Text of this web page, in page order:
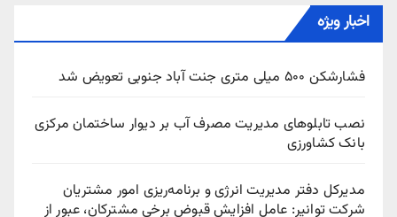
اخبار ویژه
فشارشکن ۵۰۰ میلی متری جنت آباد جنوبی تعویض شد
نصب تابلوهای مدیریت مصرف آب بر دیوار ساختمان مرکزی
بانک کشاورزی
مدیرکل دفتر مدیریت انرژی و برنامه‌ریزی امور مشتریان
شرکت توانیر: عامل افزایش قبوض برخی مشترکان، عبور از